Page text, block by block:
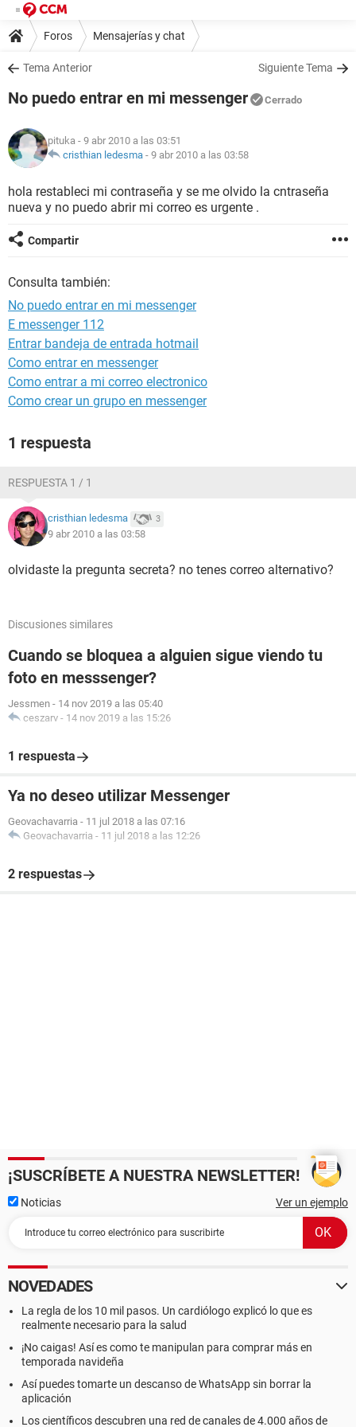
Foros Mensajerías y chat
Tema Anterior Siguiente Tema
No puedo entrar en mi messenger Cerrado
pituka - 9 abr 2010 a las 03:51
cristhian ledesma - 9 abr 2010 a las 03:58
hola restableci mi contraseña y se me olvido la cntraseña
nueva y no puedo abrir mi correo es urgente .
Compartir
Consulta también:
No puedo entrar en mi messenger
E messenger 112
Entrar bandeja de entrada hotmail
Como entrar en messenger
Como entrar a mi correo electronico
Como crear un grupo en messenger
1 respuesta
RESPUESTA 1 / 1
cristhian ledesma 3
9 abr 2010 a las 03:58
olvidaste la pregunta secreta? no tenes correo alternativo?
Discusiones similares
Cuando se bloquea a alguien sigue viendo tu
foto en messsenger?
Jessmen - 14 nov 2019 a las 05:40
ceszarv - 14 nov 2019 a las 15:26
1 respuesta
Ya no deseo utilizar Messenger
Geovachavarria - 11 jul 2018 a las 07:16
Geovachavarria - 11 jul 2018 a las 12:26
2 respuestas
¡SUSCRÍBETE A NUESTRA NEWSLETTER!
Noticias Ver un ejemplo
NOVEDADES
La regla de los 10 mil pasos. Un cardiólogo explicó lo que es
realmente necesario para la salud
¡No caigas! Así es como te manipulan para comprar más en
temporada navideña
Así puedes tomarte un descanso de WhatsApp sin borrar la
aplicación
Los científicos descubren una red de canales de 4.000 años de